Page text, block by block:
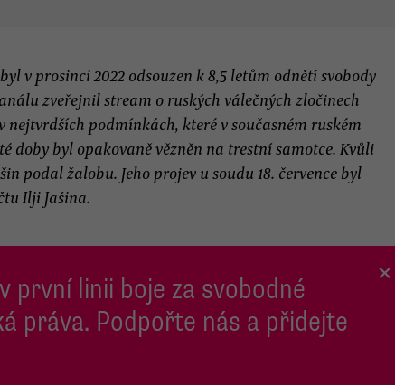
v prosinci 2022 odsouzen k 8,5 letům odnětí svobody
zveřejnil stream o ruských válečných zločinech
nejtvrdších podmínkách, které v současném ruském
doby byl opakovaně vězněn na trestní samotce. Kvůli
podal žalobu. Jeho projev u soudu 18. července byl
Ilji Jašina.
první linii boje za svobodné
práva. Podpořte nás a přidejte
×